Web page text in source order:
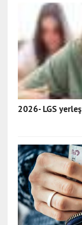
2026- LGS